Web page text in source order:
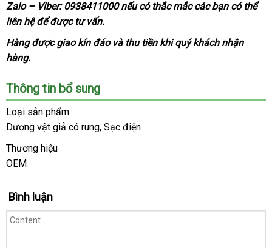
Dụng
cụ
kích
thích
điểm
G
rung
10
chế
độ
Jump-
O
tại
Website.
Zalo – Viber:0938411000 có
mua
nếu có thắc mắcnhập
các bạn chính
có thể
liên hệmua
sắm
đểcó
nên
mua
được tư vấn.
Hàngbền
được giao kín đáo sửa
và thu tiền khi quý khách nhận
hàng.
Thông tin bổ sung
Loại sản phẩm
Dương vật giả có rungxưởng
, Sạc điện
Thương hiệu
OEM
Bình luận